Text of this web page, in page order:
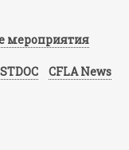
мероприятия
CFLA News